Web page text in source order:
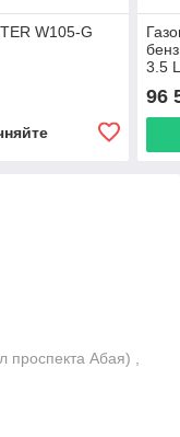
W105-G
3.5
96
проспекта Абая) ,